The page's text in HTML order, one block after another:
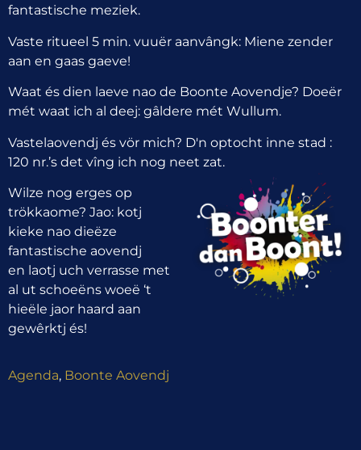
fantastische meziek.
Vaste ritueel 5 min. vuuër aanvângk: Miene zender
aan en gaas gaeve!
Waat és dien laeve nao de Boonte Aovendje? Doeër
mét waat ich al deej: gâldere mét Wullum.
Vastelaovendj és vör mich? D'n optocht inne stad :
120 nr.’s det vîng ich nog neet zat.
Wilze nog erges op
trökkaome? Jao: kotj
kieke nao dieëze
fantastische aovendj
en laotj uch verrasse met
al ut schoeëns woeë ‘t
hieële jaor haard aan
gewêrktj és!
Agenda, Boonte Aovendj